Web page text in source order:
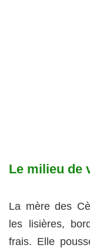
Le milieu de
La mère des
les lisières,
frais. Elle